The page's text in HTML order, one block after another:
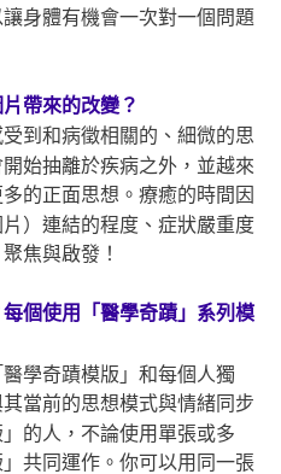
身體有機會一次對一個問題
帶來的改變？
到和病徵相關的、細微的思
始抽離於疾病之外，並越來
的正面思想。療癒的時間因
）連結的程度、症狀嚴重度
焦與啟發！
個使用「醫學奇蹟」系列模
學奇蹟模版」和每個人獨
當前的思想模式與情緒同步
的人，不論使用單張或多
共同運作。你可以用同一張